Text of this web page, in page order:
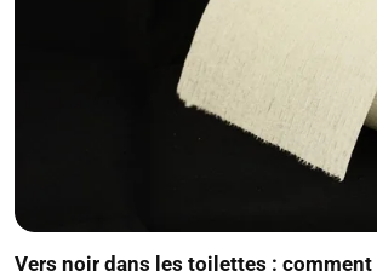
Vers noir dans les toilettes :